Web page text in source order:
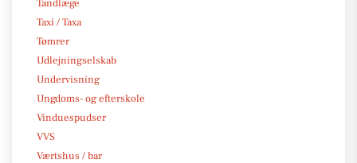
Tandlæge
Taxi / Taxa
Tømrer
Udlejningselskab
Undervisning
Ungdoms- og efterskole
Vinduespudser
VVS
Værtshus / bar